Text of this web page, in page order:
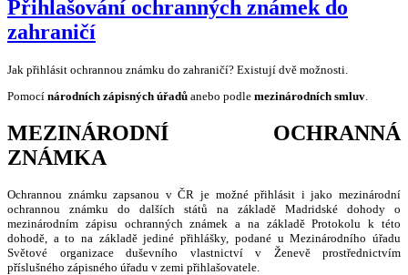
Přihlašování ochranných známek do
zahraničí
Jak přihlásit ochrannou známku do zahraničí? Existují dvě možnosti.
Pomocí národních zápisných úřadů anebo podle mezinárodních smluv.
MEZINÁRODNÍ OCHRANNÁ
ZNÁMKA
Ochrannou známku zapsanou v ČR je možné přihlásit i jako mezinárodní
ochrannou známku do dalších států na základě Madridské dohody o
mezinárodním zápisu ochranných známek a na základě Protokolu k této
dohodě, a to na základě jediné přihlášky, podané u Mezinárodního úřadu
Světové organizace duševního vlastnictví v Ženevě prostřednictvím
příslušného zápisného úřadu v zemi přihlašovatele.